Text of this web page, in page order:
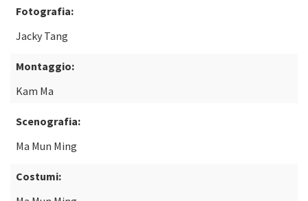
Fotografia:
Jacky Tang
Montaggio:
Kam Ma
Scenografia:
Ma Mun Ming
Costumi: